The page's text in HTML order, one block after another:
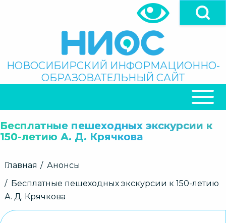
Поиск
НОВОСИБИРСКИЙ ИНФОРМАЦИОННО-
ОБРАЗОВАТЕЛЬНЫЙ САЙТ
НАВИГАЦИЯ
Бесплатные пешеходных экскурсии к
150-летию А. Д. Крячкова
Строка
Главная
Анонсы
Бесплатные пешеходных экскурсии к 150-летию
А. Д. Крячкова